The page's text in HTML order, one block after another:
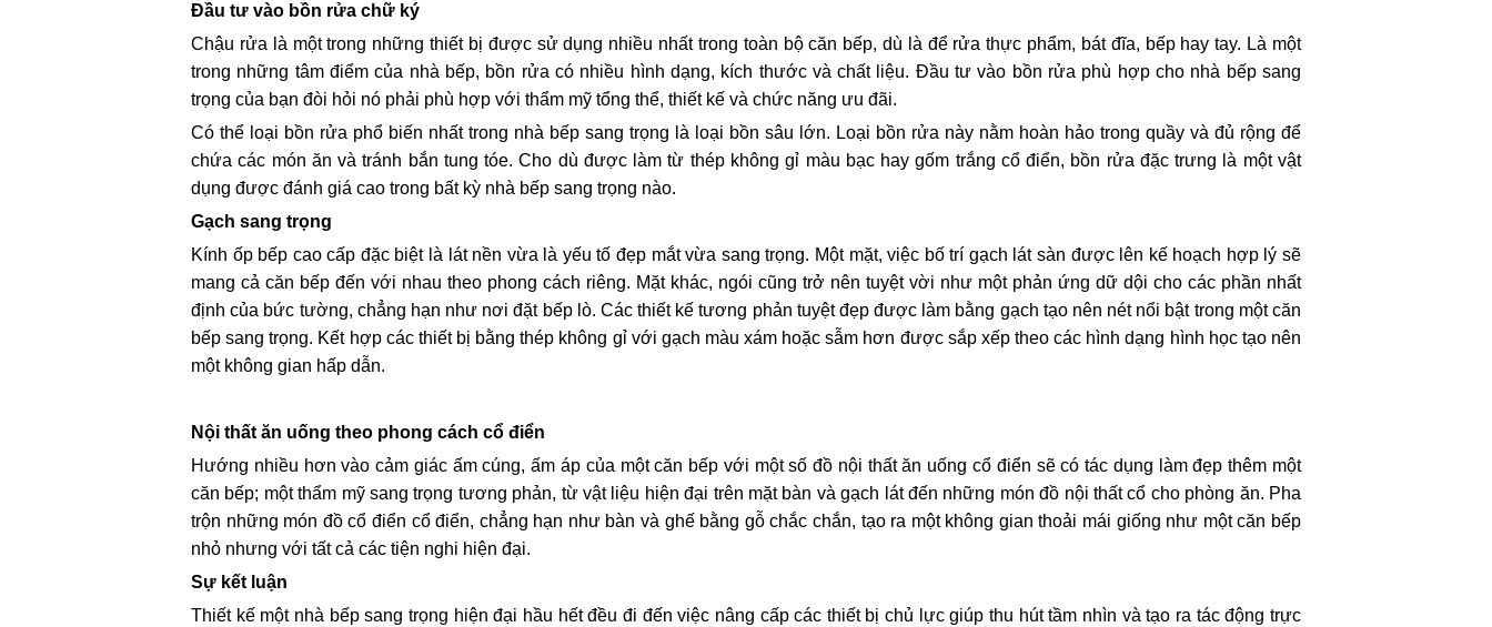
Đầu tư vào bồn rửa chữ ký
Chậu rửa là một trong những thiết bị được sử dụng nhiều nhất trong toàn bộ căn bếp, dù là để rửa thực phẩm, bát đĩa, bếp hay tay. Là một
trong những tâm điểm của nhà bếp, bồn rửa có nhiều hình dạng, kích thước và chất liệu. Đầu tư vào bồn rửa phù hợp cho nhà bếp sang
trọng của bạn đòi hỏi nó phải phù hợp với thẩm mỹ tổng thể, thiết kế và chức năng ưu đãi.
Có thể loại bồn rửa phổ biến nhất trong nhà bếp sang trọng là loại bồn sâu lớn. Loại bồn rửa này nằm hoàn hảo trong quầy và đủ rộng để
chứa các món ăn và tránh bắn tung tóe. Cho dù được làm từ thép không gỉ màu bạc hay gốm trắng cổ điển, bồn rửa đặc trưng là một vật
dụng được đánh giá cao trong bất kỳ nhà bếp sang trọng nào.
Gạch sang trọng
Kính ốp bếp cao cấp đặc biệt là lát nền vừa là yếu tố đẹp mắt vừa sang trọng. Một mặt, việc bố trí gạch lát sàn được lên kế hoạch hợp lý sẽ
mang cả căn bếp đến với nhau theo phong cách riêng. Mặt khác, ngói cũng trở nên tuyệt vời như một phản ứng dữ dội cho các phần nhất
định của bức tường, chẳng hạn như nơi đặt bếp lò. Các thiết kế tương phản tuyệt đẹp được làm bằng gạch tạo nên nét nổi bật trong một căn
bếp sang trọng. Kết hợp các thiết bị bằng thép không gỉ với gạch màu xám hoặc sẫm hơn được sắp xếp theo các hình dạng hình học tạo nên
một không gian hấp dẫn.
Nội thất ăn uống theo phong cách cổ điển
Hướng nhiều hơn vào cảm giác ấm cúng, ấm áp của một căn bếp với một số đồ nội thất ăn uống cổ điển sẽ có tác dụng làm đẹp thêm một
căn bếp; một thẩm mỹ sang trọng tương phản, từ vật liệu hiện đại trên mặt bàn và gạch lát đến những món đồ nội thất cổ cho phòng ăn. Pha
trộn những món đồ cổ điển cổ điển, chẳng hạn như bàn và ghế bằng gỗ chắc chắn, tạo ra một không gian thoải mái giống như một căn bếp
nhỏ nhưng với tất cả các tiện nghi hiện đại.
Sự kết luận
Thiết kế một nhà bếp sang trọng hiện đại hầu hết đều đi đến việc nâng cấp các thiết bị chủ lực giúp thu hút tầm nhìn và tạo ra tác động trực